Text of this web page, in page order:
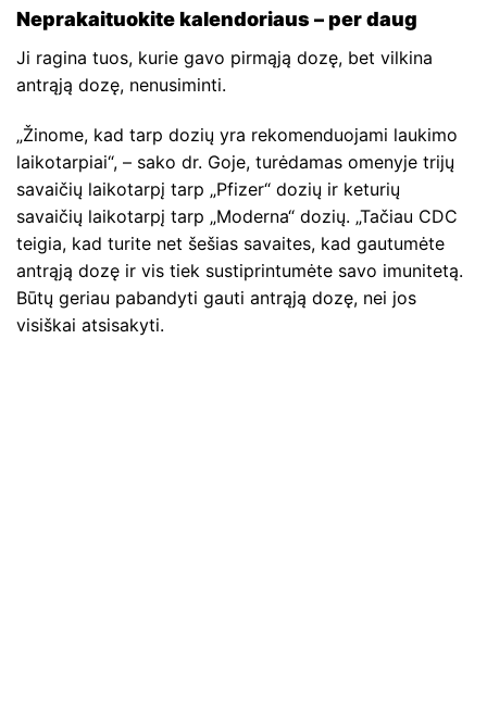
Neprakaituokite kalendoriaus – per daug
Ji ragina tuos, kurie gavo pirmąją dozę, bet vilkina
antrąją dozę, nenusiminti.
„Žinome, kad tarp dozių yra rekomenduojami laukimo
laikotarpiai“, – sako dr. Goje, turėdamas omenyje trijų
savaičių laikotarpį tarp „Pfizer“ dozių ir keturių
savaičių laikotarpį tarp „Moderna“ dozių. „Tačiau CDC
teigia, kad turite net šešias savaites, kad gautumėte
antrąją dozę ir vis tiek sustiprintumėte savo imunitetą.
Būtų geriau pabandyti gauti antrąją dozę, nei jos
visiškai atsisakyti.